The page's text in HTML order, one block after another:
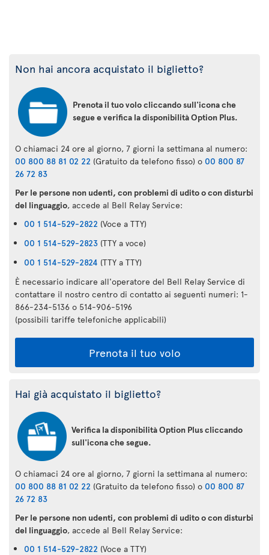
Non hai ancora acquistato il biglietto?
Prenota il tuo volo cliccando sull'icona che
segue e verifica la disponibilità Option Plus.
O chiamaci 24 ore al giorno, 7 giorni la settimana al numero:
00 800 88 81 02 22 (Gratuito da telefono fisso) o 00 800 87
26 72 83
Per le persone non udenti, con problemi di udito o con disturbi
del linguaggio, accede al Bell Relay Service:
00 1 514-529-2822 (Voce a TTY)
00 1 514-529-2823 (TTY a voce)
00 1 514-529-2824 (TTY a TTY)
È necessario indicare all'operatore del Bell Relay Service di
contattare il nostro centro di contatto ai seguenti numeri: 1-
866-234-5136 o 514-906-5196
(possibili tariffe telefoniche applicabili)
Prenota il tuo volo
Hai già acquistato il biglietto?
Verifica la disponibilità Option Plus cliccando
sull'icona che segue.
O chiamaci 24 ore al giorno, 7 giorni la settimana al numero:
00 800 88 81 02 22 (Gratuito da telefono fisso) o 00 800 87
26 72 83
Per le persone non udenti, con problemi di udito o con disturbi
del linguaggio, accede al Bell Relay Service:
00 1 514-529-2822 (Voce a TTY)